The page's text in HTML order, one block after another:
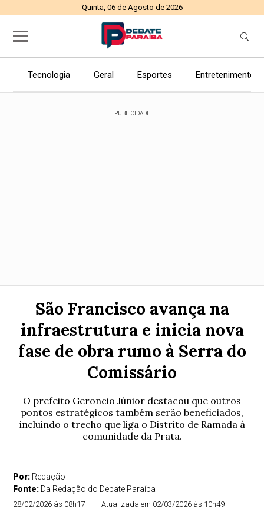
Quinta, 06 de Agosto de 2026
Tecnologia Geral Esportes Entretenimento
PUBLICIDADE
São Francisco avança na
infraestrutura e inicia nova
fase de obra rumo à Serra do
Comissário
O prefeito Geroncio Júnior destacou que outros
pontos estratégicos também serão beneficiados,
incluindo o trecho que liga o Distrito de Ramada à
comunidade da Prata.
Por: Redação
Fonte: Da Redação do Debate Paraíba
28/02/2026 às 08h17 Atualizada em 02/03/2026 às 10h49